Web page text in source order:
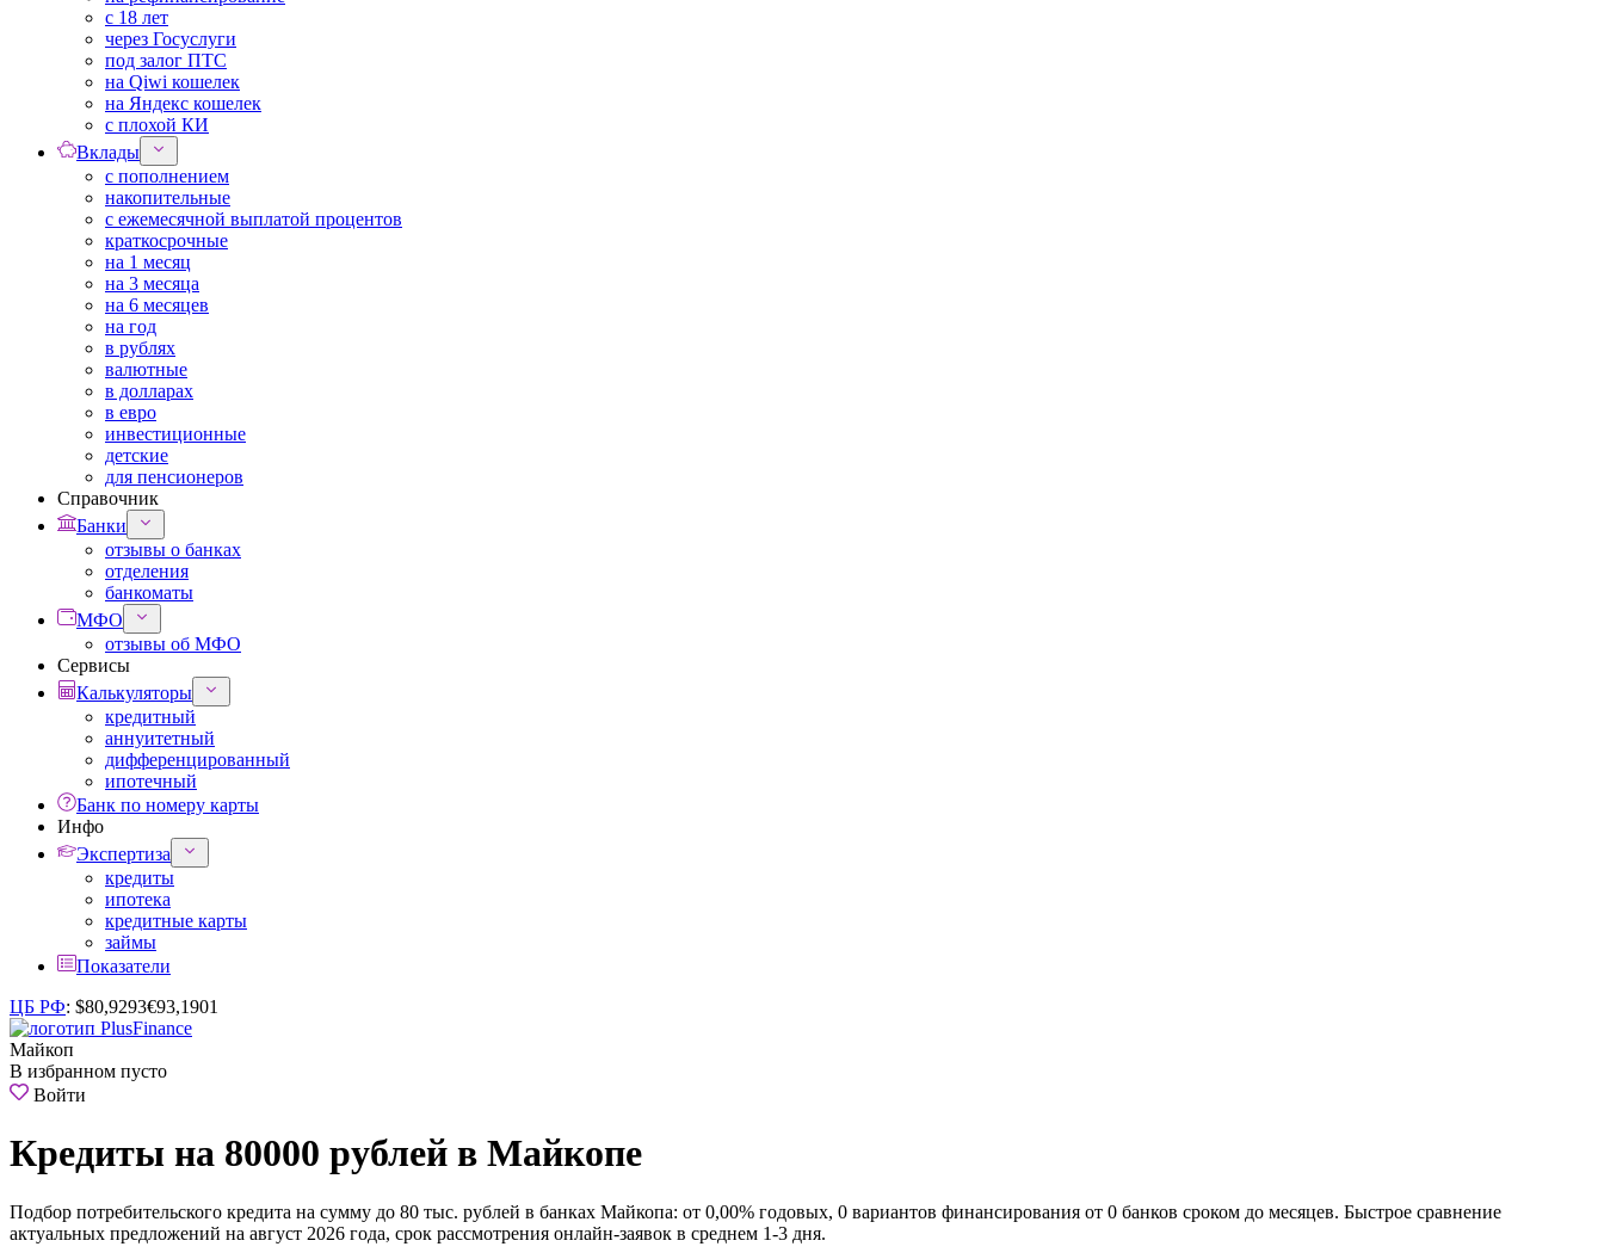
с 18 лет
через Госуслуги
под залог ПТС
на Qiwi кошелек
на Яндекс кошелек
с плохой КИ
Вклады
с пополнением
накопительные
с ежемесячной выплатой процентов
краткосрочные
на 1 месяц
на 3 месяца
на 6 месяцев
на год
в рублях
валютные
в долларах
в евро
инвестиционные
детские
для пенсионеров
Справочник
Банки
отзывы о банках
отделения
банкоматы
МФО
отзывы об МФО
Сервисы
Калькуляторы
кредитный
аннуитетный
дифференцированный
ипотечный
Банк по номеру карты
Инфо
Экспертиза
кредиты
ипотека
кредитные карты
займы
Показатели
ЦБ РФ: $80,9293€93,1901
Майкоп
В избранном пусто
Войти
Кредиты на 80000 рублей в Майкопе
Подбор потребительского кредита на сумму до 80 тыс. рублей в банках Майкопа: от 0,00% годовых, 0 вариантов финансирования от 0 банков сроком до месяцев. Быстрое сравнение
актуальных предложений на август 2026 года, срок рассмотрения онлайн-заявок в среднем 1-3 дня.